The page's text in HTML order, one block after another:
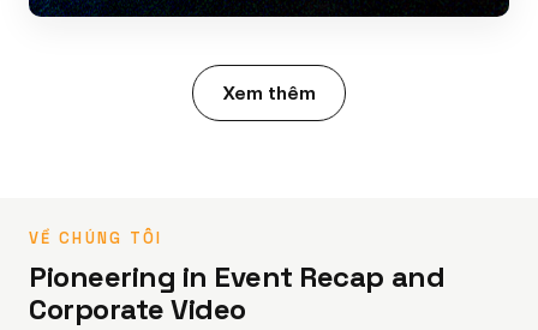
Xem thêm
VỀ CHÚNG TÔI
Pioneering in Event Recap and
Corporate Video